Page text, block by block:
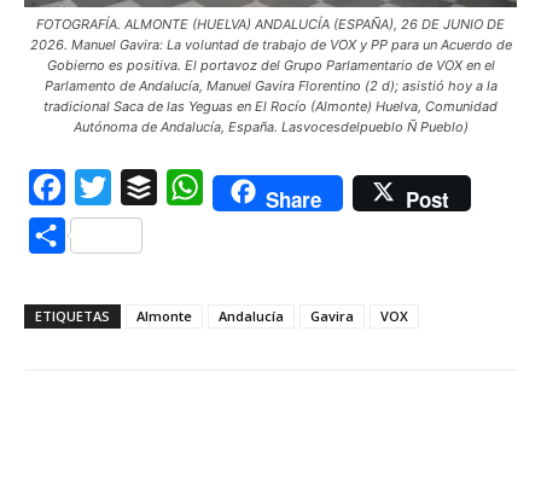
FOTOGRAFÍA. ALMONTE (HUELVA) ANDALUCÍA (ESPAÑA), 26 DE JUNIO DE
2026. Manuel Gavira: La voluntad de trabajo de VOX y PP para un Acuerdo de
Gobierno es positiva. El portavoz del Grupo Parlamentario de VOX en el
Parlamento de Andalucía, Manuel Gavira Florentino (2 d); asistió hoy a la
tradicional Saca de las Yeguas en El Rocío (Almonte) Huelva, Comunidad
Autónoma de Andalucía, España. Lasvocesdelpueblo Ñ Pueblo)
Facebook
Twitter Buffer WhatsAppShare Post
Compartir
ETIQUETAS Almonte Andalucía Gavira VOX